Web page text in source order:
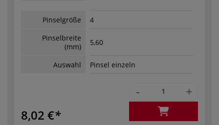
Pinselgröße
4
Pinselbreite
(mm)
5,60
Auswahl Pinsel einzeln
8,02 €
- +